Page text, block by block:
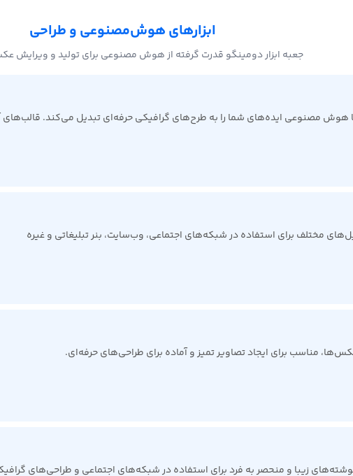
ابزارهای هوش‌مصنوعی و طراحی
جعبه ابزار دومینگو قدرت گرفته از هوش مصنوعی برای تولید و ویرایش
مصنوعی ایده‌های شما را به طرح‌های گرافیکی حرفه‌ای تبدیل می‌کند. قالب‌های
مختلف برای استفاده در شبکه‌های اجتماعی، وب‌سایت، بنر تبلیغاتی و غیره
مناسب برای ایجاد تصاویر تمیز و آماده برای طراحی‌های حرفه‌ای.
زیبا و منحصر به فرد برای استفاده در شبکه‌های اجتماعی و طراحی‌های